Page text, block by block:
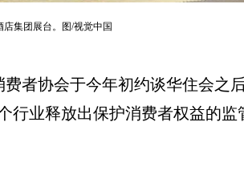
集团展台。图/视觉中国
协会于今年初约谈华住会之
行业释放出保护消费者权益的